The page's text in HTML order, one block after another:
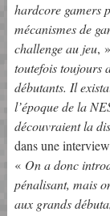
hardcore gamers
mécanismes de
challenge au jeu,
toutefois toujours
débutants. Il
l’époque de la
découvraient la
dans une
« On a donc
pénalisant, mais
aux grands